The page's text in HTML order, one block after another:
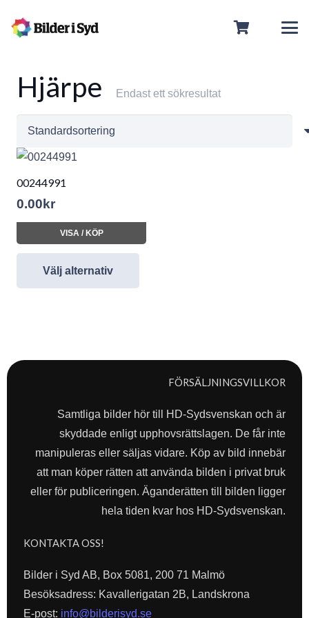
Hjärpe Endast ett sökresultat
00244991
0.00 kr
VISA / KÖP
Välj alternativ
FÖRSÄLJNINGSVILLKOR
Samtliga bilder hör till HD-Sydsvenskan och är
skyddade enligt upphovsrättslagen. De får inte
manipuleras eller säljas vidare. Köp av bild innebär
att man köper rätten att använda bilden i privat bruk
eller för publiceringen. Äganderätten till bilden ligger
hela tiden kvar hos HD-Sydsvenskan.
KONTAKTA OSS!
Bilder i Syd AB, Box 5081, 200 71 Malmö
Besöksadress: Kavallerigatan 2B, Landskrona
E-post: info@bilderisyd.se